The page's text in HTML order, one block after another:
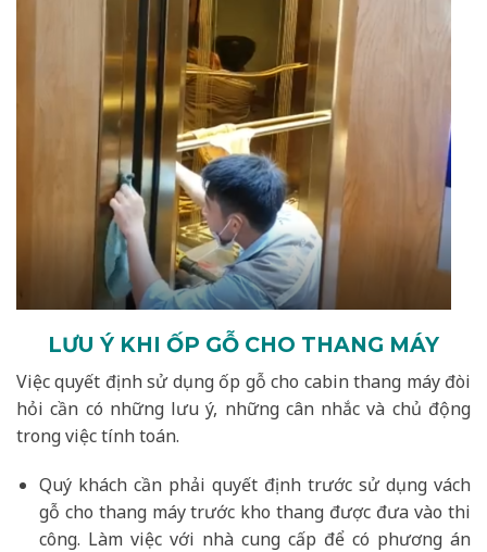
LƯU Ý KHI ỐP GỖ CHO THANG MÁY
Việc quyết định sử dụng ốp gỗ cho cabin thang máy đòi
hỏi cần có những lưu ý, những cân nhắc và chủ động
trong việc tính toán.
Quý khách cần phải quyết định trước sử dụng vách
gỗ cho thang máy trước kho thang được đưa vào thi
công. Làm việc với nhà cung cấp để có phương án